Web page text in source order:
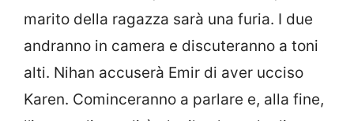
marito della ragazza sarà una furia. I due
andranno in camera e discuteranno a toni
alti. Nihan accuserà Emir di aver ucciso
Karen. Cominceranno a parlare e, alla fine,